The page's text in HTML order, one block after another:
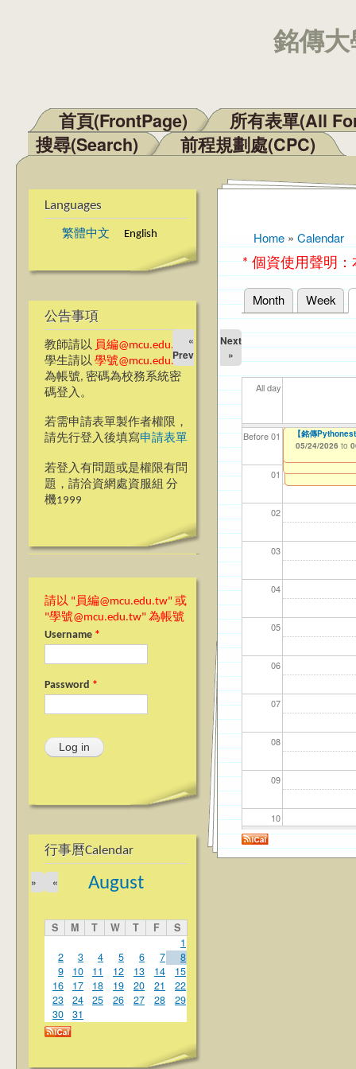
銘傳
Main menu
首頁(FrontPage)
所有表單(All
搜尋(Search)
前程規劃處(CPC)
Languages
繁體中文 English
公告事項
教師請以 員編@mcu.edu.tw
學生請以 學號@mcu.edu.tw
為帳號, 密碼為校務系統密
碼登入。
若需申請表單製作者權限，
請先行登入後填寫申請表單
若登入有問題或是權限有問
題，請洽資網處資服組 分
機1999
請以 "員編@mcu.edu.tw" 或
"學號@mcu.edu.tw" 為帳號
Username *
Password *
行事曆Calendar
August
«
»
S M T W T F
S
1
2
3 4 5 6 7
8
9
10 11 12 13 14
15
16
17 18 19 20 21
22
23
24 25 26 27 28
29
30
31
You are here
Home » Calendar
* 個資使用聲明
Primary tabs
Month Week
«
Prev
Next
»
All day
Before 01
01
02
03
04
05
06
07
08
09
10
11
【資網處】
整合系統～表單
【財務處】工讀
11/12/2021 to
【財務處】漏打
錄
114學年度前程
表(服務學習教師
114
02/
114
03/
【學
07/
商品
11/
教務
11/
114
02/
[人智系/電機系]
04/01/2026 to
銘傳大學桃園
Taoyuan
【教學暨學習資
05/18/2026 to
【銘傳
05/24/2026 to